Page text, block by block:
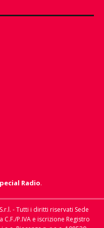
Radio.
- Tutti i diritti riservati Sede
P.IVA e iscrizione Registro